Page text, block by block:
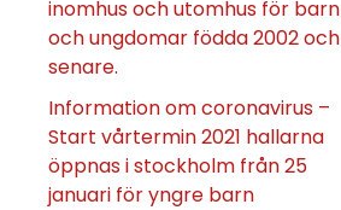
inomhus och utomhus för barn
och ungdomar födda 2002 och
senare.
Information om coronavirus –
Start vårtermin 2021 hallarna
öppnas i stockholm från 25
januari för yngre barn